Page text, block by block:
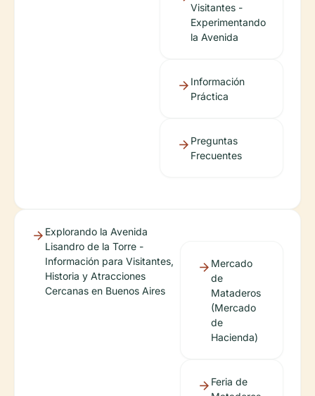
Visitantes -
Experimentando
la Avenida
Información
Práctica
Preguntas
Frecuentes
Explorando la Avenida
Lisandro de la Torre -
Información para Visitantes,
Historia y Atracciones
Cercanas en Buenos Aires
Mercado
de
Mataderos
(Mercado
de
Hacienda)
Feria de